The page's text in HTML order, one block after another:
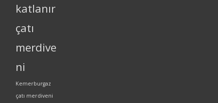
katlanır
çatı
merdive
ni
Kemerburgaz
çatı merdiveni